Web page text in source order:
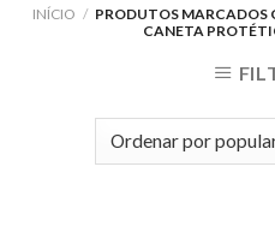
INÍCIO / PRODUTOS MARCADOS
CANETA